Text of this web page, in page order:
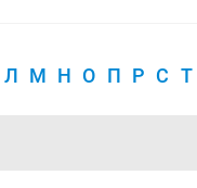
Л М Н О П Р С Т